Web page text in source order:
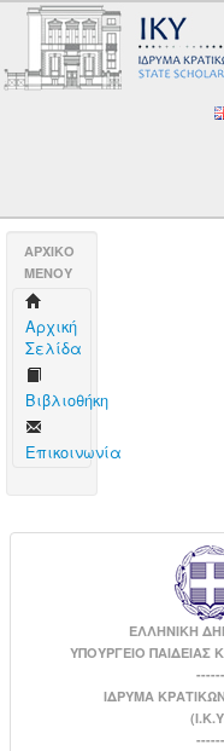
AΡΧΙΚΟ
ΜΕΝΟΥ
Aρχική
Σελίδα
Βιβλιοθήκη
Επικοινωνία
ΕΛΛΗΝΙΚΗ
ΥΠΟΥΡΓΕΙΟ ΠΑΙΔΕΙΑΣ
------
ΙΔΡΥΜΑ
------